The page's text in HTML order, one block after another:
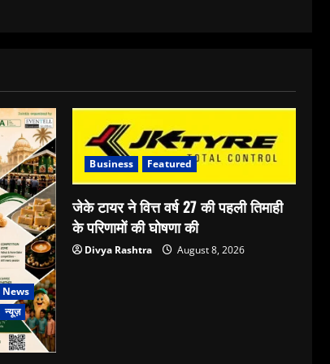
News
न्यूज़
Business Featured
जेके टायर ने वित्त वर्ष 27 की पहली तिमाही
के परिणामों की घोषणा की
Divya Rashtra August 8, 2026